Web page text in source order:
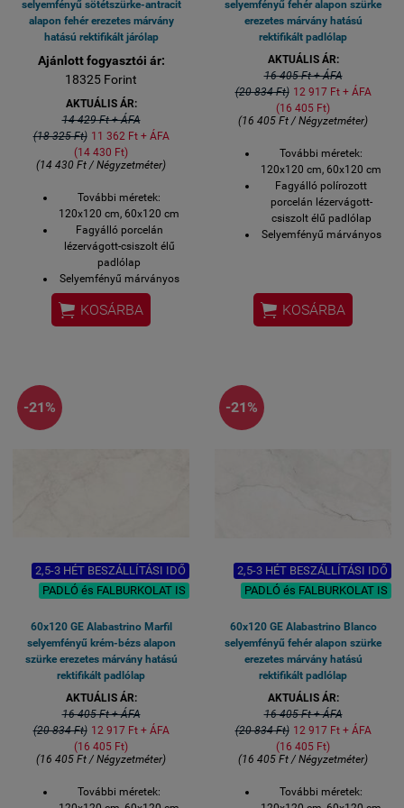
selyemfényű sötétszürke-antracit
alapon fehér erezetes márvány
hatású rektifikált járólap
Ajánlott fogyasztói ár:
18325 Forint
AKTUÁLIS ÁR:
14 429 Ft + ÁFA
(18 325 Ft) 11 362 Ft + ÁFA
(14 430 Ft)
(14 430 Ft / Négyzetméter)
További méretek:
120x120 cm, 60x120 cm
Fagyálló porcelán
lézervágott-csiszolt élű
padlólap
Selyemfényű márványos
járólap
60x120 cm padlólap
Vastagság: 10,5 mm
 KOSÁRBA
selyemfényű fehér alapon szürke
erezetes márvány hatású
rektifikált padlólap
AKTUÁLIS ÁR:
16 405 Ft + ÁFA
(20 834 Ft) 12 917 Ft + ÁFA
(16 405 Ft)
(16 405 Ft / Négyzetméter)
További méretek:
120x120 cm, 60x120 cm
Fagyálló polírozott
porcelán lézervágott-
csiszolt élű padlólap
Selyemfényű márványos
Ajánlott fugatávolság: 2
mm
Beszállítási idő a gyárból:
 KOSÁRBA
-21%
2,5-3 HÉT BESZÁLLÍTÁSI IDŐ
PADLÓ és FALBURKOLAT IS
60x120 GE Alabastrino Marfil
selyemfényű krém-bézs alapon
szürke erezetes márvány hatású
rektifikált padlólap
AKTUÁLIS ÁR:
16 405 Ft + ÁFA
(20 834 Ft) 12 917 Ft + ÁFA
(16 405 Ft)
(16 405 Ft / Négyzetméter)
További méretek:
-21%
2,5-3 HÉT BESZÁLLÍTÁSI IDŐ
PADLÓ és FALBURKOLAT IS
60x120 GE Alabastrino Blanco
selyemfényű fehér alapon szürke
erezetes márvány hatású
rektifikált padlólap
AKTUÁLIS ÁR:
16 405 Ft + ÁFA
(20 834 Ft) 12 917 Ft + ÁFA
(16 405 Ft)
(16 405 Ft / Négyzetméter)
További méretek: